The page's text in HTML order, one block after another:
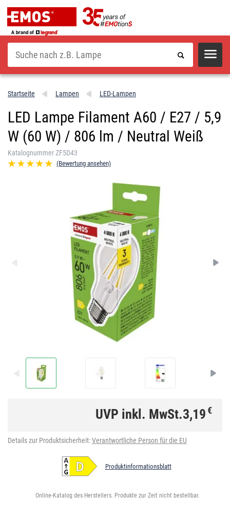
Suche
Startseite Lampen LED-Lampen
LED Lampe Filament A60 / E27 / 5,9
W (60 W) / 806 lm / Neutral Weiß
Katalognummer ZF5D43
(Bewertung ansehen)
UVP inkl. MwSt.3,19€
Details zur Produktsicherheit:Verantwortliche Person für die EU
Produktinformationsblatt
Online-Katalog des Herstellers. Produkte zur Zeit nicht bestellbar.